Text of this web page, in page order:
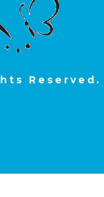
Reserved.